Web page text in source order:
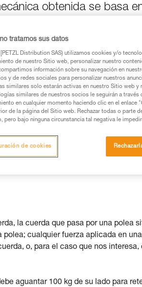
obtenida se basa
productos utilizados en este
de la ficha técnica para
y un entrenamiento específico.
ejecutar estas técnicas, solo y con
con su actividad. Pueden existir otras
la cuerda que pasa por una polea
cualquier fuerza aplicada en
o, para el caso que nos
aguantar 100 kg de su lado para
tratamos sus datos
Distribution SAS) utilizamos cookies y/o
de nuestro Sitio web, personalizar nuestro
compartimos información sobre su navegación en
y de redes sociales para personalizar nuestros
similares solo estarán activas en nuestro Sitio web
similares de nuestros socios le seguirán a través
en cualquier momento haciendo clic en el
de la página del Sitio web. Rechazar todas o parte
pero bajo ninguna circunstancia tal negativa le
de cookies